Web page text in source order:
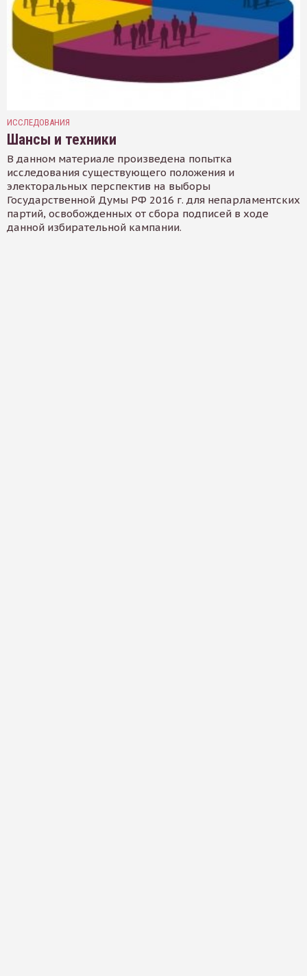
ИССЛЕДОВАНИЯ
Шансы и техники
В данном материале произведена попытка
исследования существующего положения и
электоральных перспектив на выборы
Государственной Думы РФ 2016 г. для непарламентских
партий, освобожденных от сбора подписей в ходе
данной избирательной кампании.